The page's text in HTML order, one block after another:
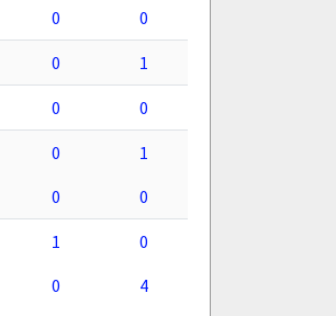
0 0
0 1
0 0
0
1
0 0
1
0
0
4